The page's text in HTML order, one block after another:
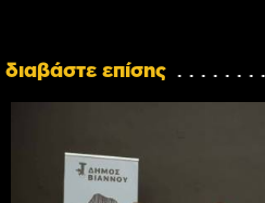
διαβάστε επίσης